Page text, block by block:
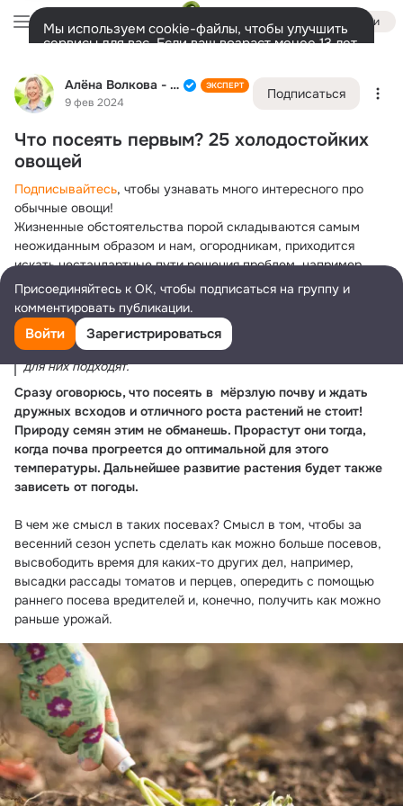
Алёна Волкова - Алёнин сад ЭКСПЕРТ
9 фев 2024
Подписаться
Что посеять первым? 25 холодостойких
овощей
Подписывайтесь, чтобы узнавать много интересного про
обычные овощи!
Жизненные обстоятельства порой складываются самым
неожиданным образом и нам, огородникам, приходится
искать нестандартные пути решения проблем, например,
сеять в еще мерзлую почву. В каком-то регионе это будет
конец зимы, в каком-то - почти конец весны.
Обратите внимание! Речь в этой статье пойдет не о
подзимних посевах, хотя некоторые культуры из списка
для них подходят.
Сразу оговорюсь, что посеять в  мёрзлую почву и ждать
дружных всходов и отличного роста растений не стоит!
Природу семян этим не обманешь. Прорастут они тогда,
когда почва прогреется до оптимальной для этого
температуры. Дальнейшее развитие растения будет также
зависеть от погоды.
В чем же смысл в таких посевах? Смысл в том, чтобы за
весенний сезон успеть сделать как можно больше посевов,
высвободить время для каких-то других дел, например,
высадки рассады томатов и перцев, опередить с помощью
раннего посева вредителей и, конечно, получить как можно
раньше урожай.
Войти
Мы используем cookie-файлы, чтобы улучшить
сервисы для вас. Если ваш возраст менее 13 лет,
представитель.
Разрешить все Настроить
Лента Участники Товары Темы 1.3K Ещё
Дополнительная
Всё1 323 Обсуждаемые
Присоединяйтесь к ОК, чтобы подписаться на группу и
комментировать публикации.
Войти Зарегистрироваться